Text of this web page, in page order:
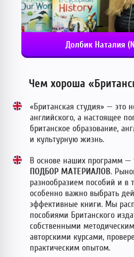
Долбик Наталия
Чем хороша
«Британская студия» — это
английского, а настоящее
британское образование,
и культурную жизнь.
В основе наших программ —
ПОДБОР МАТЕРИАЛОВ.
разнообразием пособий и в
особенно важно выбрать
эффективные книги. Мы
пособиями Британского
собственными
авторскими курсами,
практическим опытом.